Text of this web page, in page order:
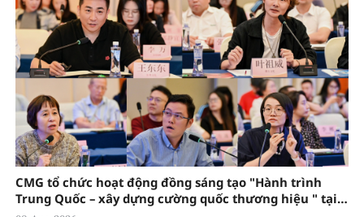
CMG tổ chức hoạt động đồng sáng tạo "Hành trình
Trung Quốc – xây dựng cường quốc thương hiệu " tại